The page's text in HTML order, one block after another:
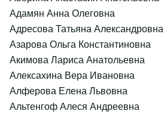
Адамян Анна Олеговна
Адресова Татьяна Александровна
Азарова Ольга Константиновна
Акимова Лариса Анатольевна
Алексахина Вера Ивановна
Алферова Елена Львовна
Альтенгоф Алеся Андреевна